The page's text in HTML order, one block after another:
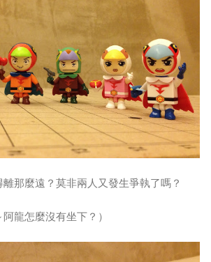
那麼遠？莫非兩人又發生爭執了嗎？
龍怎麼沒有坐下？）